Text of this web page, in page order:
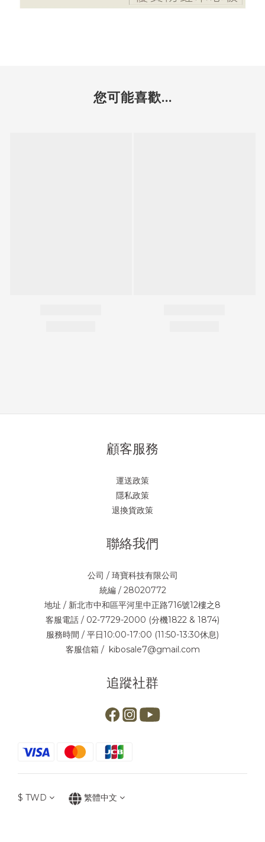
您可能喜歡...
顧客服務
運送政策
隱私政策
退換貨政策
聯絡我們
公司 / 琦寶科技有限公司
統編 / 28020772
地址 / 新北市中和區平河里中正路716號12樓之8
客服電話 / 02-7729-2000 (分機1822 & 1874)
服務時間 / 平日10:00-17:00 (11:50-13:30休息)
客服信箱 / kibosale7@gmail.com
追蹤社群
$ TWD 繁體中文